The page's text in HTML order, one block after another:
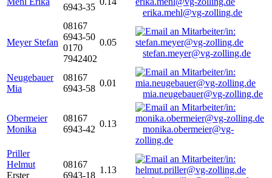
6943-35
erika.mehl@vg-zolling.de
Meyer Stefan
08167
6943-50
0170
7942402
0.05
stefan.meyer@vg-zolling.de
Neugebauer
Mia
08167
6943-58
0.01
mia.neugebauer@vg-zolling.de
Obermeier
Monika
08167
6943-42
0.13
monika.obermeier@vg-
zolling.de
Priller
Helmut
Erster
08167
6943-18
1.13